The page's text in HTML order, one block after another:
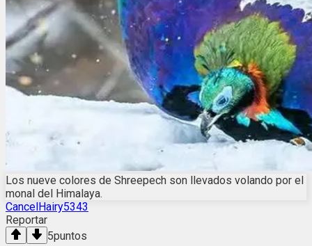
Los nueve colores de Shreepech son llevados volando por el
monal del Himalaya.
CancelHairy5343
Reportar
5puntos